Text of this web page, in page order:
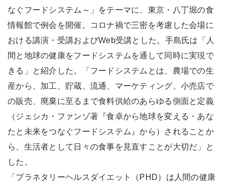
なぐフードシステム～」をテーマに、東京・八丁堀の食
情報館で例会を開催。コロナ禍で三密を考慮した会場に
おける講演・受講およびWeb受講とした。手島氏は「人
間と地球の健康をフードシステムを通して同時に実現で
きる」と紹介した。「フードシステムとは、農場での生
産から、加工、貯蔵、流通、マーケティング、小売店で
の販売、廃棄に至るまで食料供給のあらゆる側面と定義
（ジェシカ・ファンゾ著『食卓から地球を変える・あな
たと未来をつなぐフードシステム』から）されることか
ら、生活者として日々の食事を見直すことが大切だ」と
した。
「プラネタリーヘルスダイエット（PHD）は人間の健康